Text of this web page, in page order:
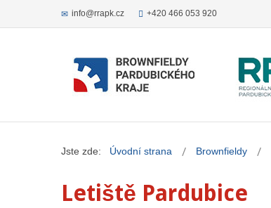
info@rrapk.cz +420 466 053 920
Jste zde: Úvodní strana Brownfieldy
Letiště Pardubice